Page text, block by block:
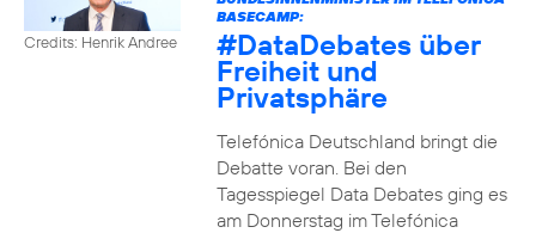
Credits: Henrik Andree
BASECAMP:
#DataDebatesüber
Freiheit und
Privatsphäre
Telefónica Deutschland bringt die
Debatte voran. Bei den
Tagesspiegel Data Debates ging es
am Donnerstag im Telefónica